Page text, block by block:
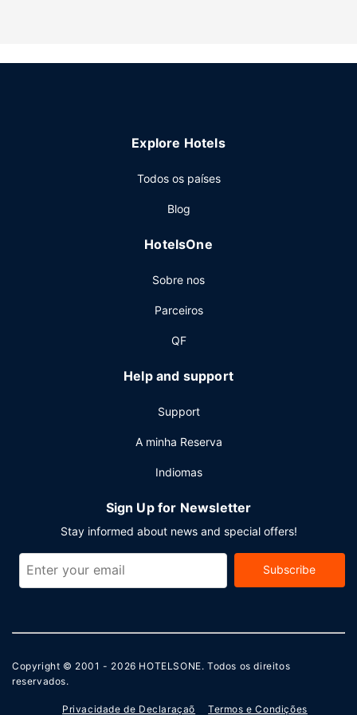
Outros serviços
Explore Hotels
Todos os países
Blog
HotelsOne
Sobre nos
Parceiros
QF
Help and support
Support
A minha Reserva
Indiomas
Sign Up for Newsletter
Stay informed about news and special offers!
Subscribe
Copyright © 2001 - 2026 HOTELSONE. Todos os direitos
reservados.
Privacidade de Declaraçaõ Termos e Condições